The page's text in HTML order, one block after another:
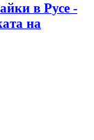
в Русе -
на